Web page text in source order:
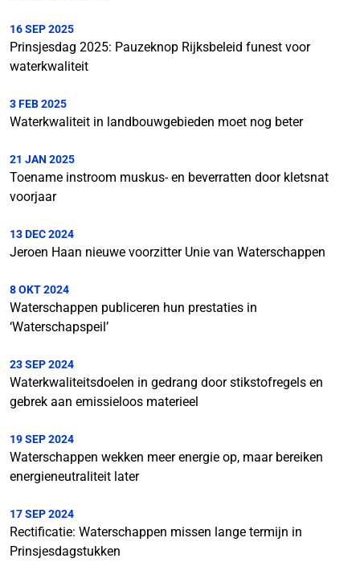
16 SEP 2025
Prinsjesdag 2025: Pauzeknop Rijksbeleid funest voor
waterkwaliteit
3 FEB 2025
Waterkwaliteit in landbouwgebieden moet nog beter
21 JAN 2025
Toename instroom muskus- en beverratten door kletsnat
voorjaar
13 DEC 2024
Jeroen Haan nieuwe voorzitter Unie van Waterschappen
8 OKT 2024
Waterschappen publiceren hun prestaties in
‘Waterschapspeil’
23 SEP 2024
Waterkwaliteitsdoelen in gedrang door stikstofregels en
gebrek aan emissieloos materieel
19 SEP 2024
Waterschappen wekken meer energie op, maar bereiken
energieneutraliteit later
17 SEP 2024
Rectificatie: Waterschappen missen lange termijn in
Prinsjesdagstukken